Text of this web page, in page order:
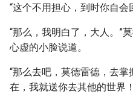
“这个不用担心，到时你自会
“那么，我明白了，大人。”
心虚的小脸说道。
“那么去吧，莫德雷德，去掌
在，我就送你去其他的世界